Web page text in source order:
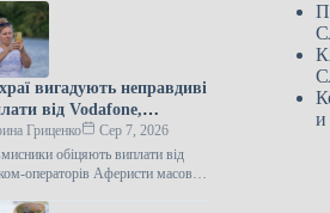
вигадують неправдиві
від Vodafone,
та lifecell
Гриценко
Сер 7, 2026
обіцяють виплати від
операторів Аферисти масово
и